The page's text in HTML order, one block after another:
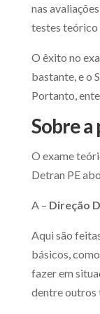
nas
testes teórico
O êxito no
bastante, e o
Portanto,
Sobre a
O exame
Detran PE
A – Direção
Aqui são
básicos,
fazer em
dentre outros